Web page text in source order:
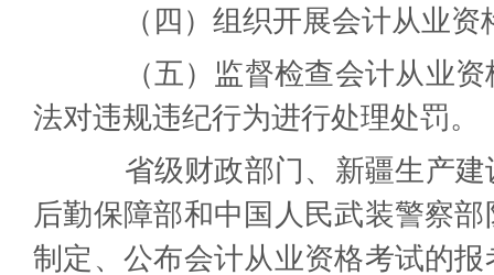
（四）组织开展会计从业资
（五）监督检查会计从业资
法对违规违纪行为进行处理处罚。
省级财政部门、新疆生产建
后勤保障部和中国人民武装警察
制定、公布会计从业资格考试的